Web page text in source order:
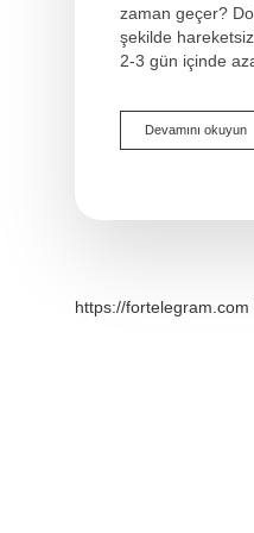
zaman geçer?
şekilde
2-3 gün içinde
Devamını okuyun
https://fortelegram.com